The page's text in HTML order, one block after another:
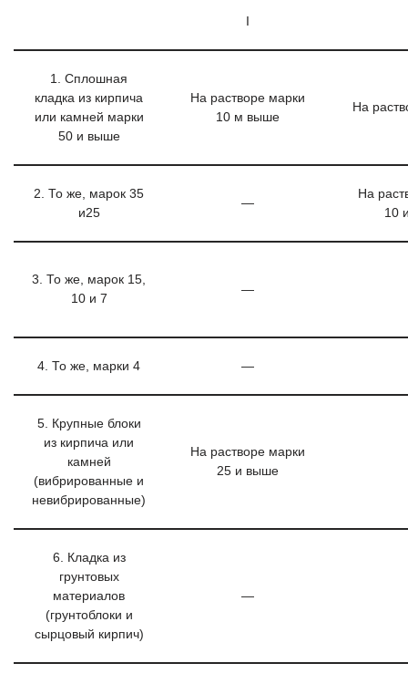
1. Сплошная
кладка из кирпича
или камней марки
50 и выше
На растворе марки
10 м выше
На
2. То же, марок 35
и25
—
На
10
3. То же, марок 15,
10 и 7
—
4. То же, марки 4 —
5. Крупные блоки
из кирпича или
камней
(вибрированные и
невибрированные)
На растворе марки
25 и выше
6. Кладка из
грунтовых
материалов
(грунтоблоки и
сырцовый кирпич)
—